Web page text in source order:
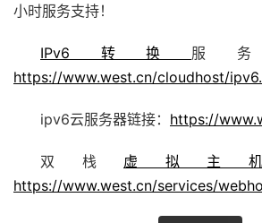
小时服务支持！
IPv6转换 服
https://www.west.cn/cloudhost/
ipv6云服务器链接： https://
双栈 虚拟主
https://www.west.cn/services/